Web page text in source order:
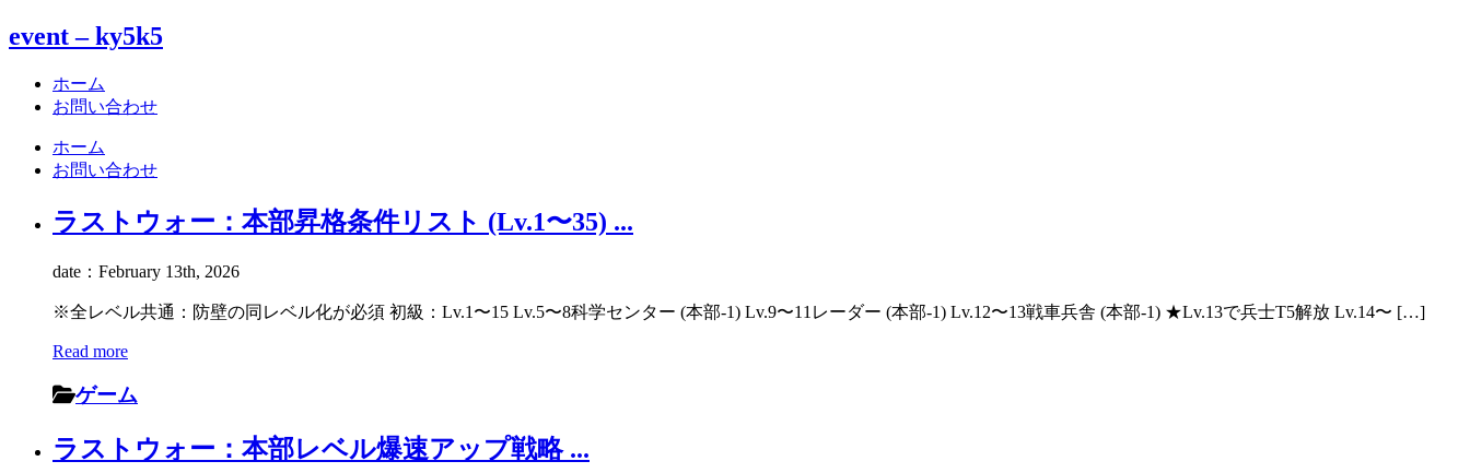
event – ky5k5
ホーム
お問い合わせ
ホーム
お問い合わせ
ラストウォー：本部昇格条件リスト (Lv.1〜35) ...
date：February 13th, 2026
※全レベル共通：防壁の同レベル化が必須 初級：Lv.1〜15 Lv.5〜8科学センター (本部-1) Lv.9〜11レーダー (本部-1) Lv.12〜13戦車兵舎 (本部-1) ★Lv.13で兵士T5解放 Lv.14〜 […]
Read more
ゲーム
ラストウォー：本部レベル爆速アップ戦略 ...